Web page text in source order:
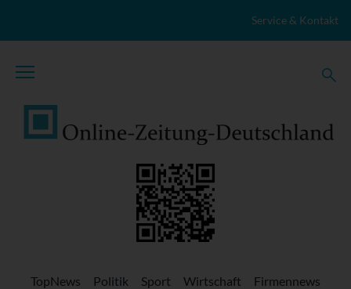
Service & Kontakt
TopNews Politik Sport Wirtschaft
Firmennews